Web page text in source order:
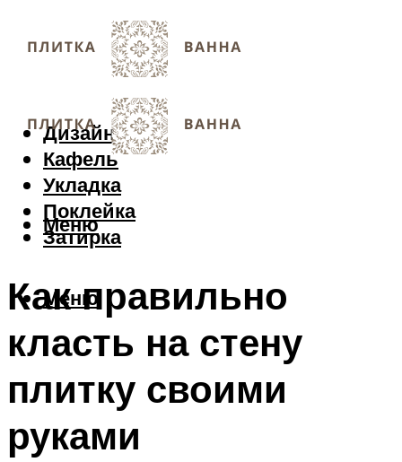
Дизайн
Кафель
Укладка
Поклейка
Затирка
Меню
Меню
Как правильно
класть на стену
плитку своими
руками